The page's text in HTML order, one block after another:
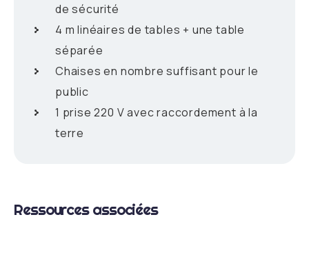
de sécurité
4 m linéaires de tables + une table
séparée
Chaises en nombre suffisant pour le
public
1 prise 220 V avec raccordement à la
terre
Ressources associées